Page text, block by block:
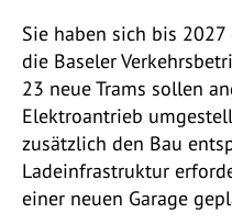
Sie haben sich bis
die Baseler
23 neue Trams sollen
Elektroantrieb
zusätzlich den Bau
Ladeinfrastruktur
einer neuen Garage